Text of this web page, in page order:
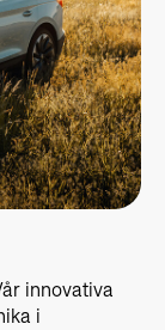
innovativa
i